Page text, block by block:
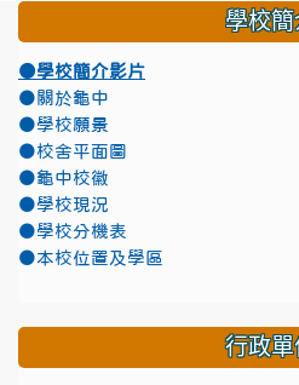
學校簡
●學校簡介影片
●關於龜中
●學校願景
●校舍平面圖
●龜中校徽
●學校現況
●學校分機表
●本校位置及學區
行政單